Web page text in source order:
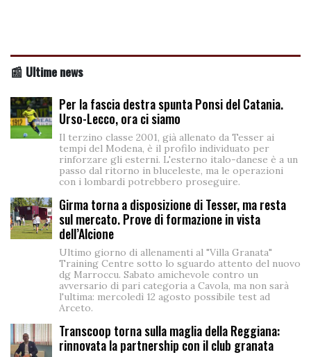
📰 Ultime news
Per la fascia destra spunta Ponsi del Catania.
Urso-Lecco, ora ci siamo
Il terzino classe 2001, già allenato da Tesser ai
tempi del Modena, è il profilo individuato per
rinforzare gli esterni. L'esterno italo-danese è a un
passo dal ritorno in bluceleste, ma le operazioni
con i lombardi potrebbero proseguire.
Girma torna a disposizione di Tesser, ma resta
sul mercato. Prove di formazione in vista
dell’Alcione
Ultimo giorno di allenamenti al "Villa Granata"
Training Centre sotto lo sguardo attento del nuovo
dg Marroccu. Sabato amichevole contro un
avversario di pari categoria a Cavola, ma non sarà
l'ultima: mercoledì 12 agosto possibile test ad
Arceto.
Transcoop torna sulla maglia della Reggiana:
rinnovata la partnership con il club granata